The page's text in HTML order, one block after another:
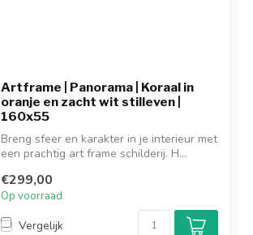
Artframe | Panorama | Koraal in
oranje en zacht wit stilleven |
160x55
Breng sfeer en karakter in je interieur met
een prachtig art frame schilderij. H...
€299,00
Op voorraad
Vergelijk